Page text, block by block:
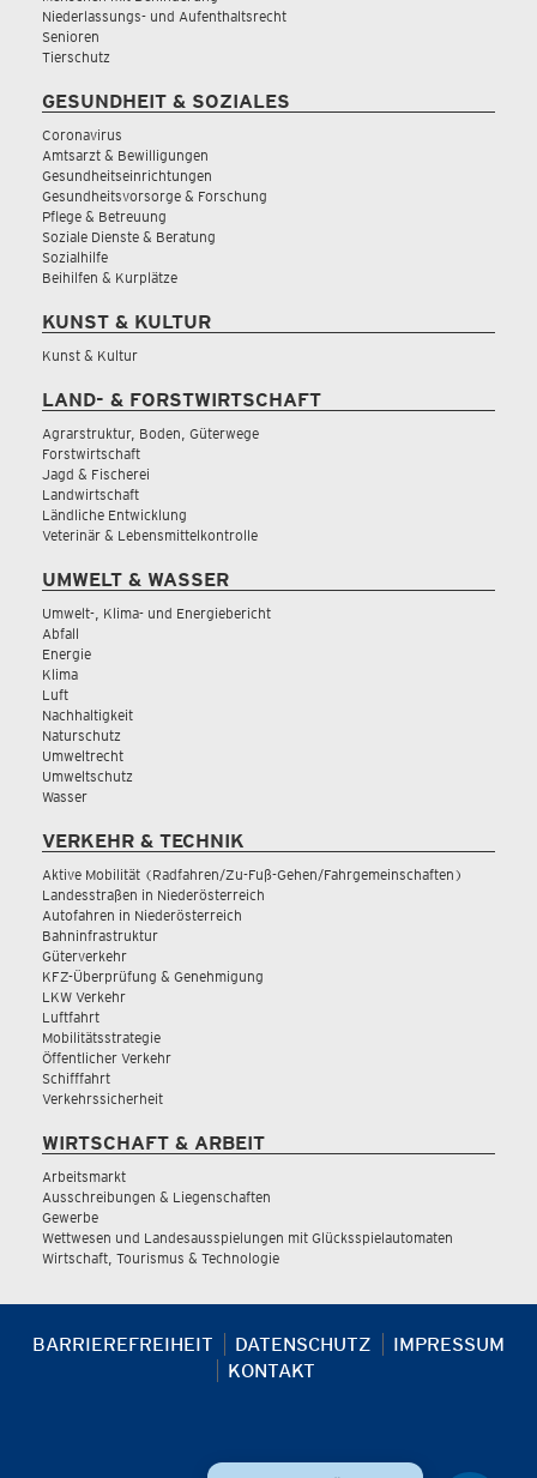
Niederlassungs- und Aufenthaltsrecht
Senioren
Tierschutz
GESUNDHEIT & SOZIALES
Coronavirus
Amtsarzt & Bewilligungen
Gesundheitseinrichtungen
Gesundheitsvorsorge & Forschung
Pflege & Betreuung
Soziale Dienste & Beratung
Sozialhilfe
Beihilfen & Kurplätze
KUNST & KULTUR
Kunst & Kultur
LAND- & FORSTWIRTSCHAFT
Agrarstruktur, Boden, Güterwege
Forstwirtschaft
Jagd & Fischerei
Landwirtschaft
Ländliche Entwicklung
Veterinär & Lebensmittelkontrolle
UMWELT & WASSER
Umwelt-, Klima- und Energiebericht
Abfall
Energie
Klima
Luft
Nachhaltigkeit
Naturschutz
Umweltrecht
Umweltschutz
Wasser
VERKEHR & TECHNIK
Aktive Mobilität (Radfahren/Zu-Fuß-Gehen/Fahrgemeinschaften)
Landesstraßen in Niederösterreich
Autofahren in Niederösterreich
Bahninfrastruktur
Güterverkehr
KFZ-Überprüfung & Genehmigung
LKW Verkehr
Luftfahrt
Mobilitätsstrategie
Öffentlicher Verkehr
Schifffahrt
Verkehrssicherheit
WIRTSCHAFT & ARBEIT
Arbeitsmarkt
Ausschreibungen & Liegenschaften
Gewerbe
Wettwesen und Landesausspielungen mit Glücksspielautomaten
Wirtschaft, Tourismus & Technologie
BARRIEREFREIHEIT DATENSCHUTZ
IMPRESSUM
KONTAKT